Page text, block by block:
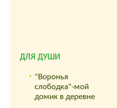
ДЛЯ ДУШИ
"Воронья
слободка"-мой
домик в деревне